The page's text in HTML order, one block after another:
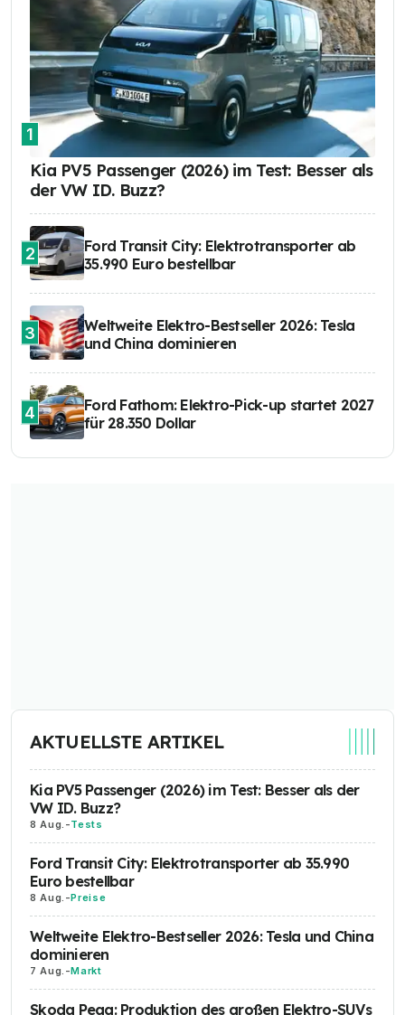
1
Kia PV5 Passenger (2026) im Test: Besser als
der VW ID. Buzz?
2
Ford Transit City: Elektrotransporter ab
35.990 Euro bestellbar
3
Weltweite Elektro-Bestseller 2026: Tesla
und China dominieren
4
Ford Fathom: Elektro-Pick-up startet 2027
für 28.350 Dollar
AKTUELLSTE ARTIKEL
Kia PV5 Passenger (2026) im Test: Besser als der
VW ID. Buzz?
8 Aug. -Tests
Ford Transit City: Elektrotransporter ab 35.990
Euro bestellbar
8 Aug. -Preise
Weltweite Elektro-Bestseller 2026: Tesla und China
dominieren
7 Aug. -Markt
Skoda Peaq: Produktion des großen Elektro-SUVs